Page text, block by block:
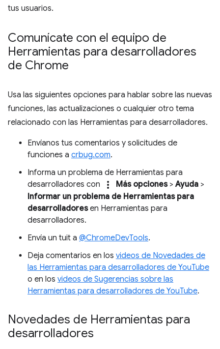
tus usuarios.
Comunícate con el equipo de
Herramientas para desarrolladores
de Chrome
Usa las siguientes opciones para hablar sobre las nuevas
funciones, las actualizaciones o cualquier otro tema
relacionado con las Herramientas para desarrolladores.
Envíanos tus comentarios y solicitudes de
funciones a crbug.com.
Informa un problema de Herramientas para
desarrolladores con
more_vert Más opciones>Ayuda >
Informar un problema de Herramientas para
desarrolladoresen Herramientas para
desarrolladores.
Envía un tuit a @ChromeDevTools.
Deja comentarios en los videos de Novedades de
las Herramientas para desarrolladores de YouTube
o en los videos de Sugerencias sobre las
Herramientas para desarrolladores de YouTube.
Novedades de Herramientas para
desarrolladores